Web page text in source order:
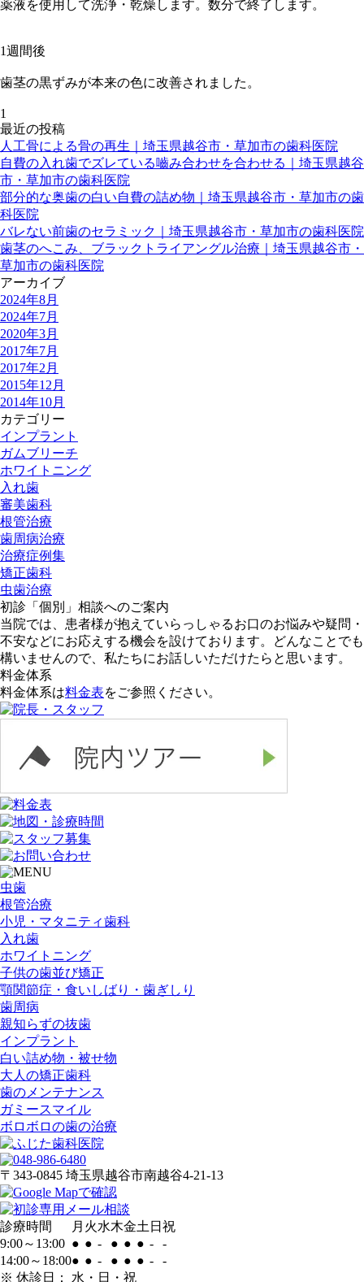
薬液を使用して洗浄・乾燥します。数分で終了します。
1週間後
歯茎の黒ずみが本来の色に改善されました。
1
最近の投稿
人工骨による骨の再生｜埼玉県越谷市・草加市の歯科医院
自費の入れ歯でズレている嚙み合わせを合わせる｜埼玉県越谷
市・草加市の歯科医院
部分的な奥歯の白い自費の詰め物｜埼玉県越谷市・草加市の歯
科医院
バレない前歯のセラミック｜埼玉県越谷市・草加市の歯科医院
歯茎のへこみ、ブラックトライアングル治療｜埼玉県越谷市・
草加市の歯科医院
アーカイブ
2024年8月
2024年7月
2020年3月
2017年7月
2017年2月
2015年12月
2014年10月
カテゴリー
インプラント
ガムブリーチ
ホワイトニング
入れ歯
審美歯科
根管治療
歯周病治療
治療症例集
矯正歯科
虫歯治療
初診「個別」相談へのご案内
当院では、患者様が抱えていらっしゃるお口のお悩みや疑問・
不安などにお応えする機会を設けております。どんなことでも
構いませんので、私たちにお話しいただけたらと思います。
料金体系
料金体系は料金表をご参照ください。
虫歯
根管治療
小児・マタニティ歯科
入れ歯
ホワイトニング
子供の歯並び矯正
顎関節症・食いしばり・歯ぎしり
歯周病
親知らずの抜歯
インプラント
白い詰め物・被せ物
大人の矯正歯科
歯のメンテナンス
ガミースマイル
ボロボロの歯の治療
〒343-0845 埼玉県越谷市南越谷4-21-13
診療時間 月 火水木金土 日 祝
9:00～13:00 ● ● - ● ● ● -
-
14:00～18:00● ● - ● ● ● -
-
※ 休診日： 水・日・祝